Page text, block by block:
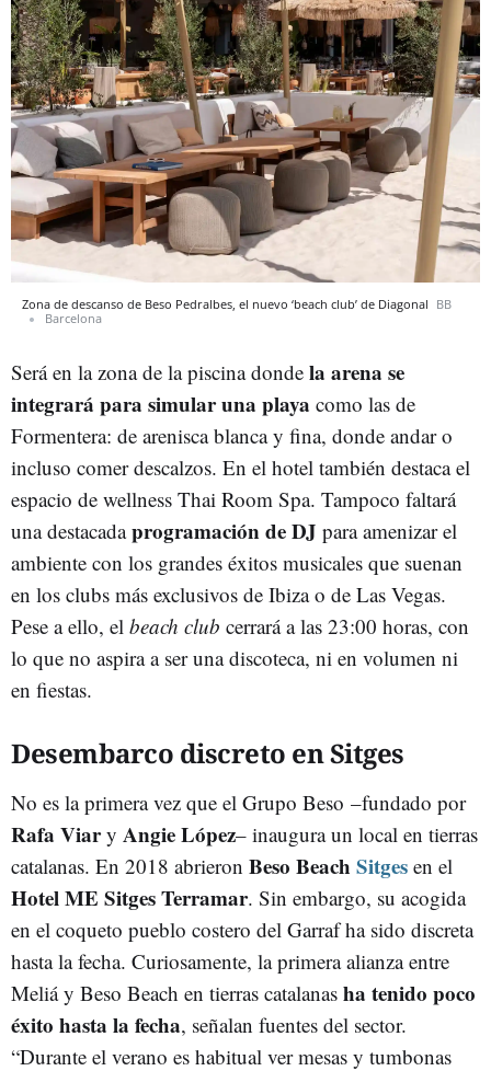
Zona de descanso de Beso Pedralbes, el nuevo ‘beach club’ de Diagonal BB
Barcelona
Será en la zona de la piscina donde la arena se
integrará para simular una playa como las de
Formentera: de arenisca blanca y fina, donde andar o
incluso comer descalzos. En el hotel también destaca el
espacio de wellness Thai Room Spa. Tampoco faltará
una destacadaprogramación de DJ para amenizar el
ambiente con los grandes éxitos musicales que suenan
en los clubs más exclusivos de Ibiza o de Las Vegas.
Pese a ello, el beach club cerrará a las 23:00 horas, con
lo que no aspira a ser una discoteca, ni en volumen ni
en fiestas.
Desembarco discreto en Sitges
No es la primera vez que el Grupo Beso –fundado por
Rafa Viary AngieLópez– inaugura un local en tierras
catalanas. En 2018 abrieron Beso Beach Sitges en el
Hotel ME Sitges Terramar. Sin embargo, su acogida
en el coqueto pueblo costero del Garraf ha sido discreta
hasta la fecha. Curiosamente, la primera alianza entre
Meliá y Beso Beach en tierras catalanas ha tenido poco
éxito hasta la fecha, señalan fuentes del sector.
“Durante el verano es habitual ver mesas y tumbonas